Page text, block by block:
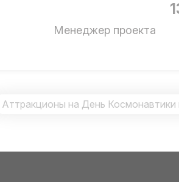
Менеджер проекта
Аттракционы на День Космонавтики